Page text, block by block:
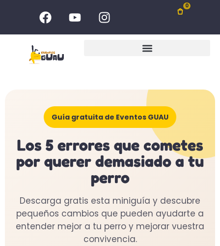
contenido
F
a
c
e
b
Y
o
u
I
n
s
m
0
Guía gratuita de Eventos GUAU
Los 5 errores que cometes
por querer demasiado a tu
perro
Descarga gratis esta miniguía y descubre
pequeños cambios que pueden ayudarte a
entender mejor a tu perro y mejorar vuestra
convivencia.